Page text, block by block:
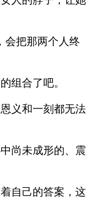
会把那两个人终
组合了吧。
义和一刻都无法
尚未成形的、震
自己的答案，这